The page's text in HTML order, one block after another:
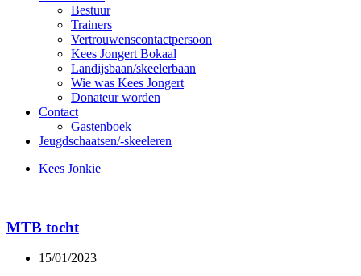
Bestuur
Trainers
Vertrouwenscontactpersoon
Kees Jongert Bokaal
Landijsbaan/skeelerbaan
Wie was Kees Jongert
Donateur worden
Contact
Gastenboek
Jeugdschaatsen/-skeeleren
Kees Jonkie
MTB tocht
15/01/2023